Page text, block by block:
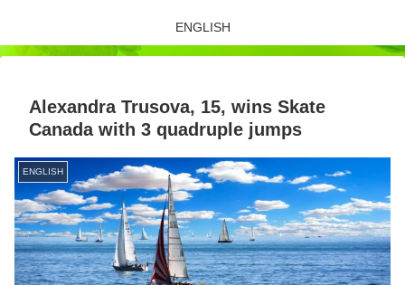
ENGLISH
Alexandra Trusova, 15, wins Skate
Canada with 3 quadruple jumps
ENGLISH